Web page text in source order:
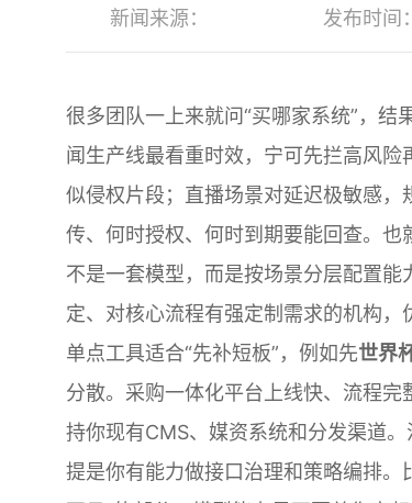
新闻来源： 发布时间
很多团队一上来就问“买哪家系统”，
闻生产线最看重时效，宁可先拦高风
似侵权片段；直播场景对延迟极敏感
传、何时授权、何时到期要能回查。
不是一套模型，而是按场景分层配置
定、对核心流程有强定制需求的机构
单点工具适合“先补短板”，例如先世界
分散。采购一体化平台上线快、流程
持你现有CMS、媒资系统和分发渠道
提是你有能力做接口治理和策略编排